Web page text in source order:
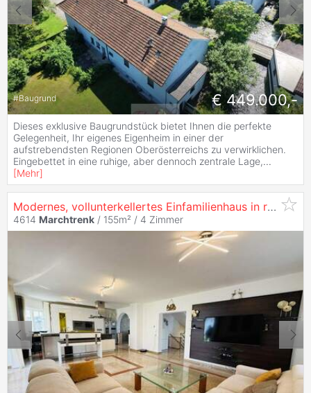
#Baugrund € 449.000,-
Dieses exklusive Baugrundstück bietet Ihnen die perfekte
Gelegenheit, Ihr eigenes Eigenheim in einer der
aufstrebendsten Regionen Oberösterreichs zu verwirklichen.
Eingebettet in eine ruhige, aber dennoch zentrale Lage,...
[Mehr]
Modernes, vollunterkellertes Einfamilienhaus in ruhiger Lage von
4614 Marchtrenk / 155m² / 4 Zimmer